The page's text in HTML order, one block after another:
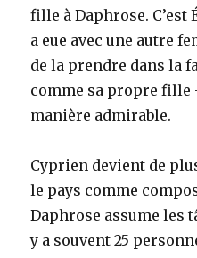
fille à Daphrose. C’est
a eue avec une autre
de la prendre dans la
comme sa propre fille
manière admirable.
Cyprien devient de
le pays comme
Daphrose assume les
y a souvent 25